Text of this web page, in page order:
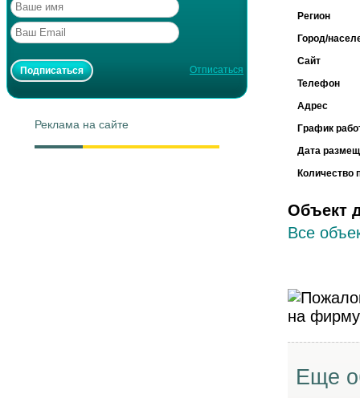
Отписаться
Реклама на сайте
Регион
Город/
Сайт
Телефон
Адрес
График
Дата
Количество
Объект
Все
Еще